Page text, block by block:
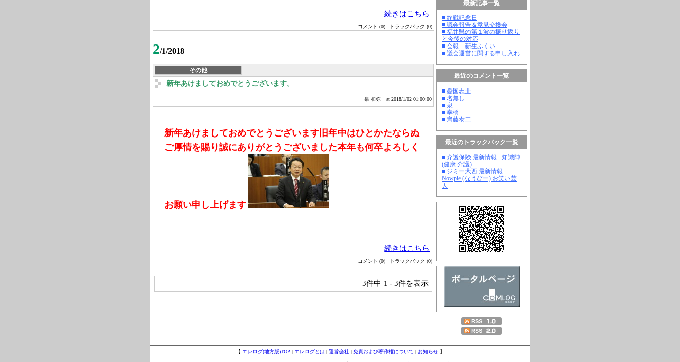
最新記事一覧
■ 終戦記念日
■ 議会報告＆意見交換会
■ 福井県の第１波の振り返り
と今後の対応
■ 会報 新生ふくい
■ 議会運営に関する申し入れ
最近のコメント一覧
■ 憂国志士
■ 名無し
■ 泉
■ 幸橋
■ 齊藤泰二
最近のトラックバック一覧
■ 介護保険 最新情報 - 知識陣
(健康 介護)
■ ジミー大西 最新情報 -
Nowpie (なうぴー) お笑い芸
人
続きはこちら
コメント (0) トラックバック (0)
2/1/2018
その他
新年あけましておめでとうございます。
泉 和弥 at 2018/1/02 01:00:00
新年あけましておめでとうございます旧年中はひとかたならぬ
ご厚情を賜り誠にありがとうございました本年も何卒よろしく
お願い申し上げます
続きはこちら
コメント (0) トラックバック (0)
3件中 1 - 3件を表示
【 エレログ(地方版)TOP | エレログとは | 運営会社| 免責および著作権について | お知らせ】